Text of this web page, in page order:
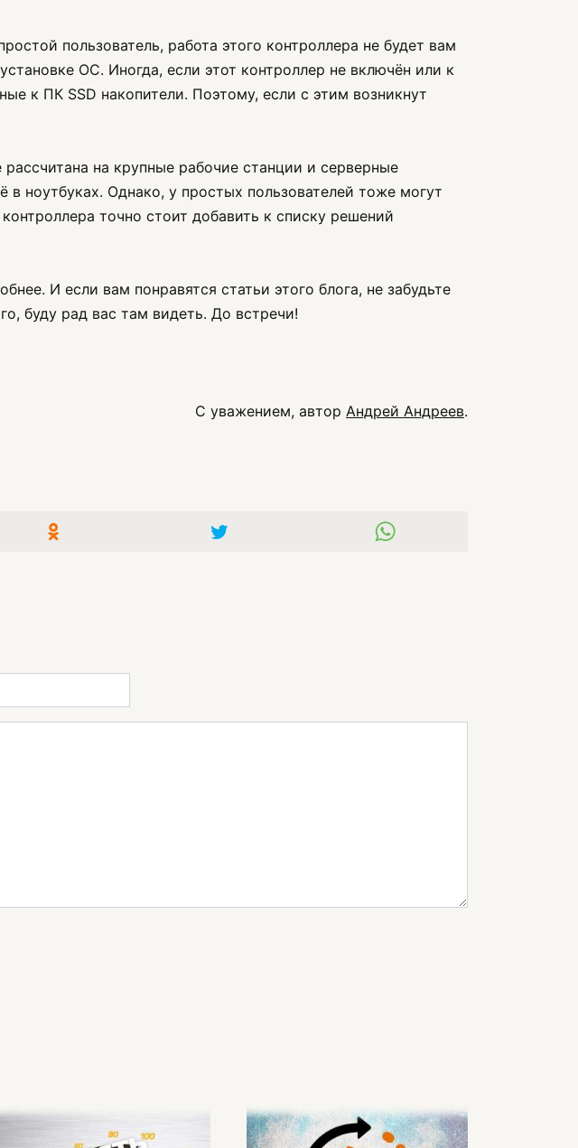
пользователь, работа этого контроллера не будет вам
ОС. Иногда, если этот контроллер не включён или к
к ПК SSD накопители. Поэтому, если с этим возникнут
на крупные рабочие станции и серверные
ноутбуках. Однако, у простых пользователей тоже могут
точно стоит добавить к списку решений
И если вам понравятся статьи этого блога, не забудьте
буду рад вас там видеть. До встречи!
С уважением, автор Андрей Андреев.